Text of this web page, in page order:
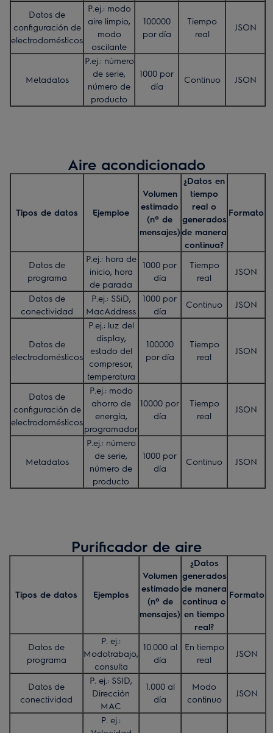
Datos de
configuración de
electrodomésticos
P.ej.: modo
aire limpio,
modo
oscilante
100000
por día
Tiempo
real
JSON
Metadatos
P.ej.: número
de serie,
número de
producto
1000 por
día
Continuo JSON
Aire acondicionado
Tipos de datos Ejemploe
Volumen
estimado
(nº de
mensajes)
¿Datos en
tiempo
real o
generados
de manera
continua?
Formato
Datos de
programa
P.ej.: hora de
inicio, hora
de parada
1000 por
día
Tiempo
real
JSON
Datos de
conectividad
P.ej.: SSiD,
MacAddress
1000 por
día
Continuo JSON
Datos de
electrodomésticos
P.ej.: luz del
display,
estado del
compresor,
temperatura
100000
por día
Tiempo
real
JSON
Datos de
configuración de
electrodomésticos
P.ej.: modo
ahorro de
energía,
programador
10000 por
día
Tiempo
real
JSON
Metadatos
P.ej.: número
de serie,
número de
producto
1000 por
día
Continuo JSON
Purificador de aire
Tipos de datos Ejemplos
Volumen
estimado
(nº de
mensajes)
¿Datos
generados
de manera
continua o
en tiempo
real?
Formato
Datos de
programa
P. ej.:
Modotrabajo,
consulta
10.000 al
día
En tiempo
real
JSON
Datos de
conectividad
P. ej.: SSID,
Dirección
MAC
1.000 al
día
Modo
continuo
JSON
P. ej.: